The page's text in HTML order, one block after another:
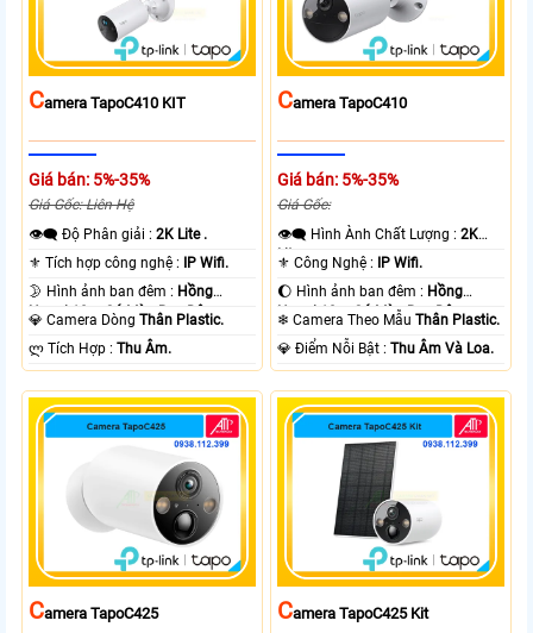
CAmera TapoC410 KIT
Giá bán: 5%-35%
Giá Gốc: Liên Hệ
👁️‍🗨 Độ Phân giải :2K Lite .
⚜️ Tích hợp công nghệ :
IP Wifi.
🌛 Hình ảnh ban đêm : Hồng
Ngoại 10m Có Màu Ban Ðêm.
💎 Camera DòngThân Plastic.
️ლ Tích Hợp :Thu Âm.
CAmera TapoC410
Giá bán: 5%-35%
Giá Gốc:
👁️‍🗨 Hình Ành Chất Lượng :2K
Lite .
⚜️ Công Nghệ :
IP Wifi.
🌔 Hình ảnh ban đêm : Hồng
Ngoại 10m Có Màu Ban Ðêm.
❄ Camera Theo MẫuThân Plastic.
️💎 Điểm Nỗi Bật :Thu Âm Và Loa.
CAmera TapoC425 CAmera TapoC425 Kit